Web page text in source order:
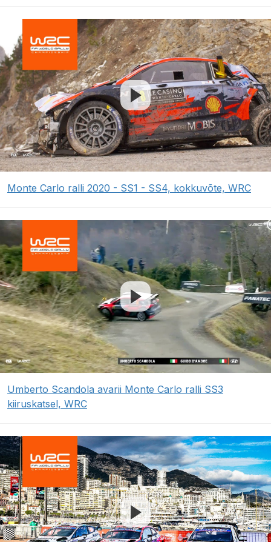
Monte Carlo ralli 2020 - SS1 - SS4, kokkuvõte, WRC
Umberto Scandola avarii Monte Carlo ralli SS3
kiiruskatsel, WRC